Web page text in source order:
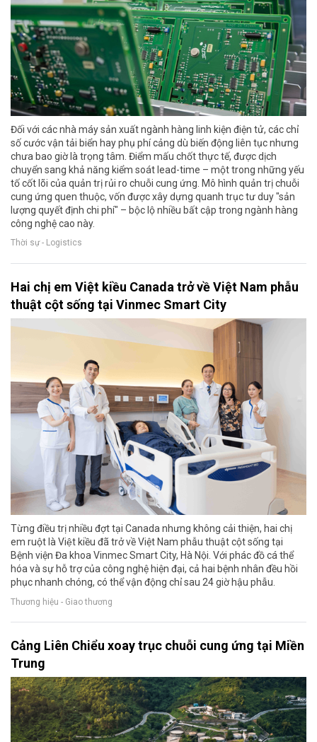
Đối với các nhà máy sản xuất ngành hàng linh kiện điện tử, các chỉ
số cước vận tải biển hay phụ phí cảng dù biến động liên tục nhưng
chưa bao giờ là trọng tâm. Điểm mấu chốt thực tế, được dịch
chuyển sang khả năng kiểm soát lead-time – một trong những yếu
tố cốt lõi của quản trị rủi ro chuỗi cung ứng. Mô hình quản trị chuỗi
cung ứng quen thuộc, vốn được xây dựng quanh trục tư duy "sản
lượng quyết định chi phí" – bộc lộ nhiều bất cập trong ngành hàng
công nghệ cao này.
Thời sự - Logistics
Hai chị em Việt kiều Canada trở về Việt Nam phẫu
thuật cột sống tại Vinmec Smart City
Từng điều trị nhiều đợt tại Canada nhưng không cải thiện, hai chị
em ruột là Việt kiều đã trở về Việt Nam phẫu thuật cột sống tại
Bệnh viện Đa khoa Vinmec Smart City, Hà Nội. Với phác đồ cá thể
hóa và sự hỗ trợ của công nghệ hiện đại, cả hai bệnh nhân đều hồi
phục nhanh chóng, có thể vận động chỉ sau 24 giờ hậu phẫu.
Thương hiệu - Giao thương
Cảng Liên Chiểu xoay trục chuỗi cung ứng tại Miền
Trung